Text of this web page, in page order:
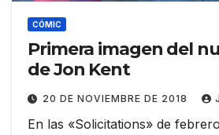
CÓMIC
Primera imagen del
de Jon Kent
20 DE NOVIEMBRE DE 2018
En las «Solicitations» de